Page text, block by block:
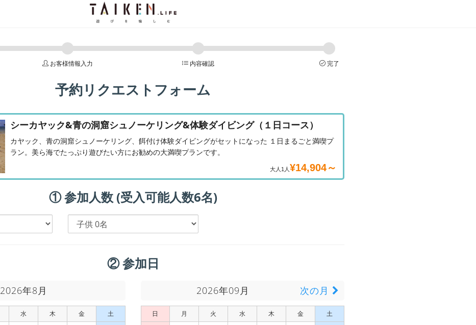
お客様情報入力 内容確認 完了
予約リクエストフォーム
シーカヤック&青の洞窟シュノーケリング&体験ダイビング（１日コース）
カヤック、青の洞窟シュノーケリング、餌付け体験ダイビングがセットになった １日まるごと満喫プ
ラン。美ら海でたっぷり遊びたい方にお勧めの大満喫プランです。
大人1人 ¥14,904～
① 参加人数 (受入可能人数6名)
② 参加日
2026年8月
水 木 金 土
2026年09月 次の月
日 月 火 水 木 金 土